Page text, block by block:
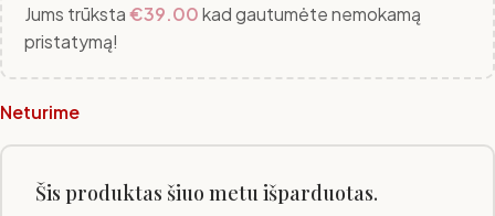
Jums trūksta€39.00kad gautumėte nemokamą
pristatymą!
Neturime
Šis produktas šiuo metu išparduotas.